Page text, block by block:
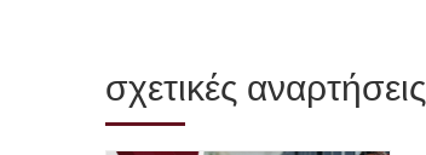
σχετικές αναρτήσεις